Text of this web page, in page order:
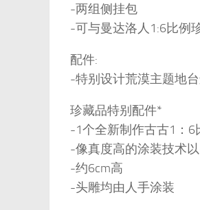
-两组侧挂包
-可与曼达洛人1:6比例
配件:
-特别设计荒漠主题地
珍藏品特别配件*
-1个全新制作古古1：6
-像真度高的涂装技术
-约6cm高
-头雕均由人手涂装